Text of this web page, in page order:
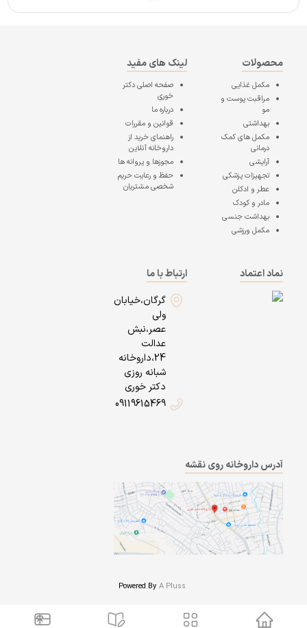
محصولات
مکمل غذایی
مراقبت پوست و
مو
بهداشتی
مکمل های کمک
درمانی
آرایشی
تجهیزات پزشکی
عطر و ادکلن
مادر و کودک
بهداشت جنسی
مکمل ورزشی
لینک های مفید
صفحه اصلیدکتر
خوری
درباره ما
قوانین و مقررات
راهنمای خرید از
داروخانه آنلاین
مجوزها و پروانه ها
حفظ و رعایت حریم
شخصی مشتریان
نماد اعتماد
ارتباط با ما
گرگان،خیابان
ولی
عصر،نبش
عدالت
24،داروخانه
شبانه روزی
دکتر خوری
09119615469
آدرس داروخانه روی نقشه
A Pluss
Powered By